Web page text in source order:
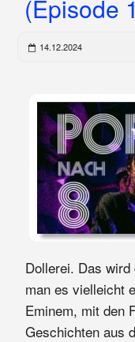
(Episode
14.12.2024
Dollerei. Das
man es vielleicht
Eminem, mit den
Geschichten aus